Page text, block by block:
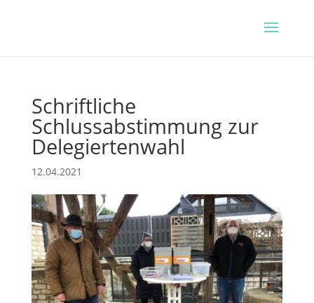
Schriftliche
Schlussabstimmung zur
Delegiertenwahl
12.04.2021